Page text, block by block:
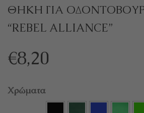
ΘΗΚΗ ΓΙΑ
“REBEL ALLIANCE”
€8,20
Χρώματα